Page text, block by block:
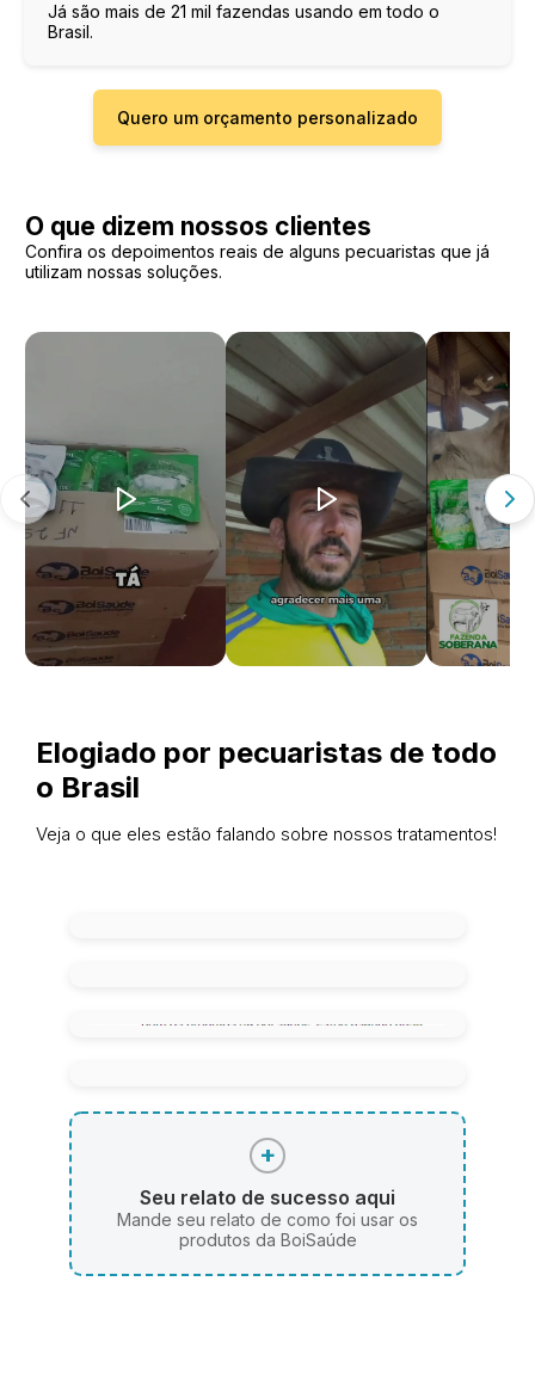
Já são mais de 21 mil fazendas usando em todo o
Brasil.
Quero um orçamento personalizado
O que dizem nossos clientes
Confira os depoimentos reais de alguns pecuaristas que já
utilizam nossas soluções.
Elogiado por pecuaristas de todo
o Brasil
Veja o que eles estão falando sobre nossos tratamentos!
+
Seu relato de sucesso aqui
Mande seu relato de como foi usar os
produtos da BoiSaúde